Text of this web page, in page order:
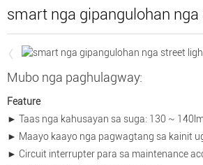
smart nga gipangulohan nga
Mubo nga paghulagway:
Feature
► Taas nga kahusayan sa suga: 130 ~
► Maayo kaayo nga pagwagtang sa kainit
► Circuit interrupter para sa maintenance